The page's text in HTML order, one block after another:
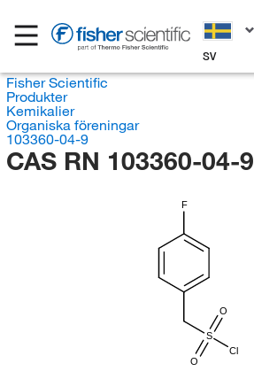
SV
Fisher Scientific
Produkter
Kemikalier
Organiska föreningar
103360-04-9
CAS RN 103360-04-9
F
S
Cl
O
O